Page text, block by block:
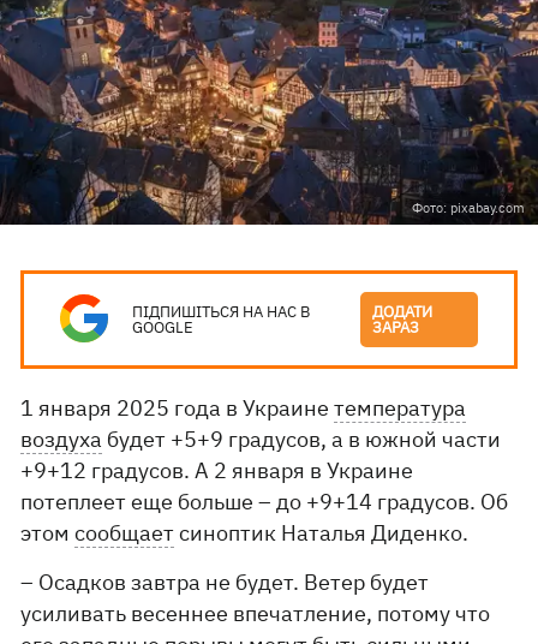
Фото: pixabay.com
ПІДПИШІТЬСЯ НА НАС В
GOOGLE
ДОДАТИ
ЗАРАЗ
1 января 2025 года в Украинетемпература
воздуха будет +5+9 градусов, а в южной части
+9+12 градусов. А 2 января в Украине
потеплеет еще больше – до +9+14 градусов. Об
этомсообщаетсиноптик Наталья Диденко.
– Осадков завтра не будет. Ветер будет
усиливать весеннее впечатление, потому что